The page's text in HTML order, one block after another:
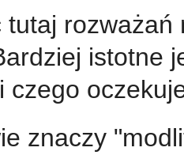
tutaj
istotne
czego
znaczy